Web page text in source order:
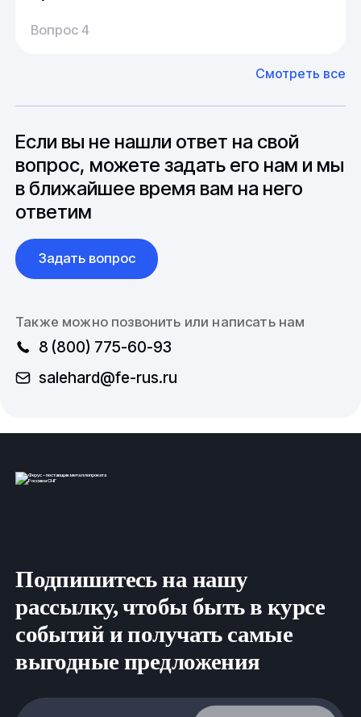
20-25 дней, но в зависимости от различных
может быть сокращен до 1 недели.
до 6 месяцев производства.
У нас большой опыт поставок из Европы и
Азии. Через наших партнеров мы сможем
вопросы связанные с документацией и
международной логистикой.
Вопрос 4
Смотреть все
Если вы не нашли ответ на свой
вопрос, можете задать его нам и мы
в ближайшее время вам на него
ответим
Задать вопрос
Также можно позвонить или написать нам
8 (800) 775-60-93
salehard@fe-rus.ru
Подпишитесь на нашу
рассылку, чтобы быть в курсе
событий и получать самые
выгодные предложения